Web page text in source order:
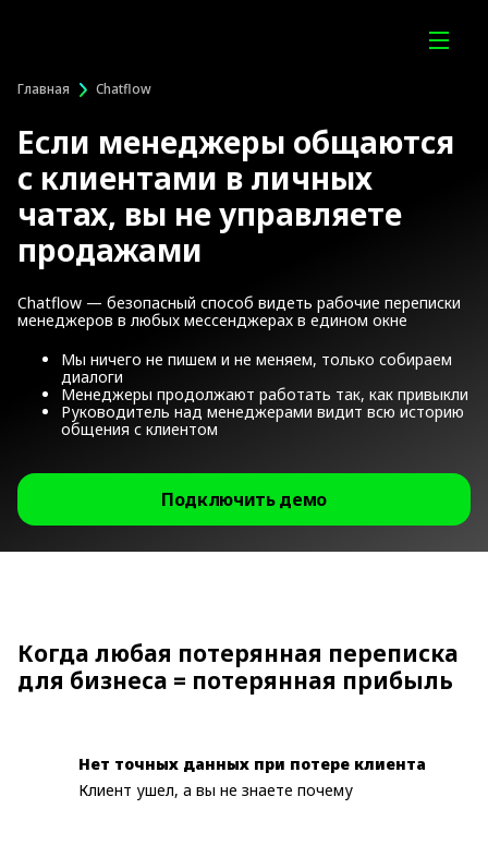
Главная Chatflow
Если менеджеры общаются
с клиентами в личных
чатах, вы не управляете
продажами
Chatflow — безопасный способ видеть рабочие переписки
менеджеров в любых мессенджерах в едином окне
Мы ничего не пишем и не меняем, только собираем
диалоги
Менеджеры продолжают работать так, как привыкли
Руководитель над менеджерами видит всю историю
общения с клиентом
Подключить демо
Когда любая потерянная переписка
для бизнеса = потерянная прибыль
Нет точных данных при потере клиента
Клиент ушел, а вы не знаете почему